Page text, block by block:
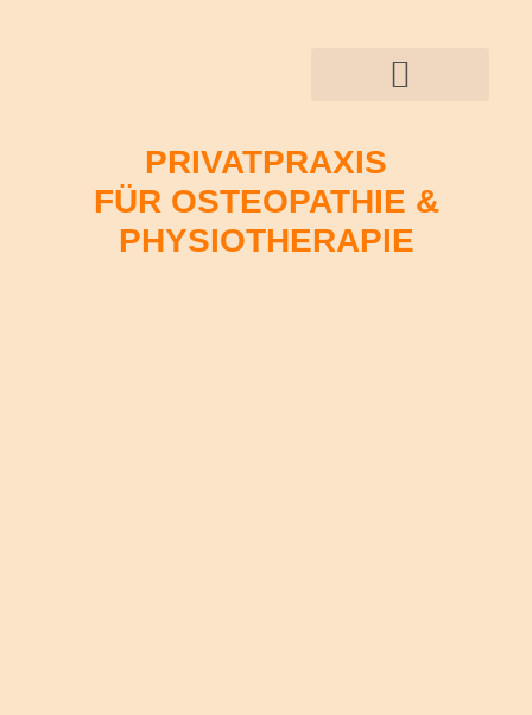
PRIVATPRAXIS
FÜR OSTEOPATHIE &
PHYSIOTHERAPIE